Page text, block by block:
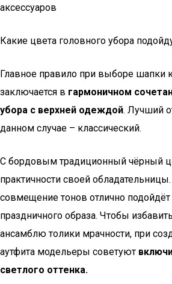
аксессуаров
Какие цвета головного убора
Главное правило при выборе шапки
заключается в гармоничном
убора с верхней одеждой. Лучший
данном случае – классический.
С бордовым традиционный чёрный
практичности своей
совмещение тонов отлично
праздничного образа. Чтобы
ансамблю толики мрачности, при
аутфита модельеры советуют
светлого оттенка.